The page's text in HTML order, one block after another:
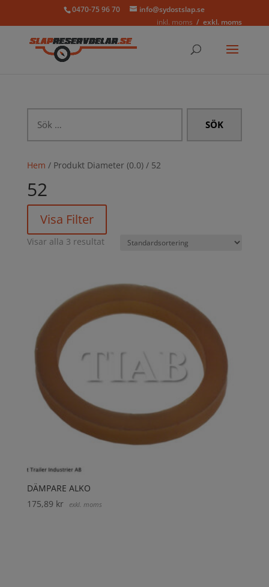
0470-75 96 70
info@sydostslap.se
inkl. moms
exkl. moms
efter:
Hem / Produkt Diameter (0.0) / 52
52
Visa Filter
Visar alla 3 resultat
DÄMPARE ALKO
175,89 kr exkl. moms